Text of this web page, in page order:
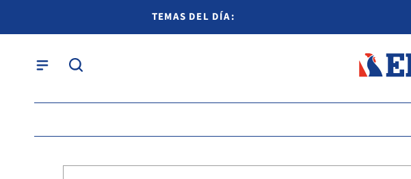
TEMAS DEL DÍA: